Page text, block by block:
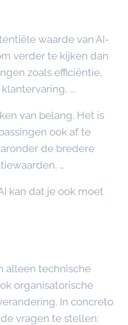
waarde van AI-
verder te kijken dan
zoals efficiëntie,
...
van belang. Het is
ook af te
de bredere
…
kan dat je ook moet
alleen technische
organisatorische
In concreto
vragen te stellen: